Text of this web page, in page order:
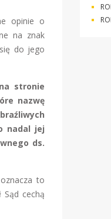
opinie o
na znak
do jego
stronie
nazwę
nadal jej
ds.
to
cechą